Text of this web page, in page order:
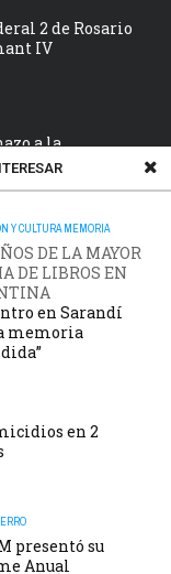
Y CULTURA MEMORIA
DE LA MAYOR
DE LIBROS EN
en Sarandí
memoria
en 2
presentó su
Anual
2 de Rosario
IV
a la
manejo del